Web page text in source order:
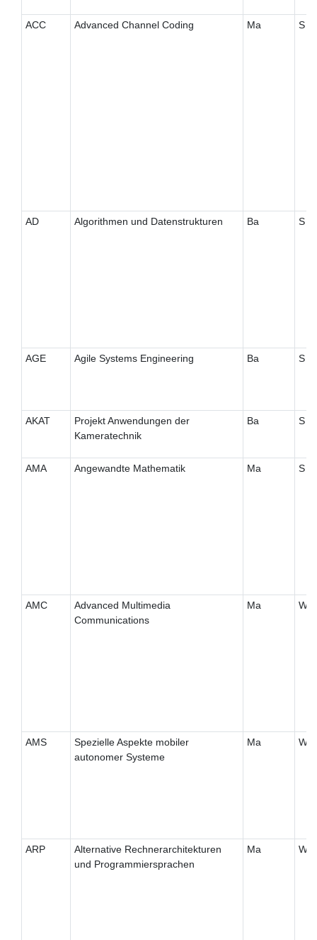
ACC Advanced Channel Coding Ma S
AD Algorithmen und Datenstrukturen Ba S
AGE Agile Systems Engineering Ba S
AKAT
Projekt Anwendungen der
Kameratechnik
Ba S
AMA Angewandte Mathematik Ma S
AMC
Advanced Multimedia
Communications
Ma W
AMS
Spezielle Aspekte mobiler
autonomer Systeme
Ma W
ARP
Alternative Rechnerarchitekturen
und Programmiersprachen
Ma W